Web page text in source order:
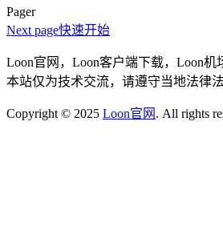
Pager
Next page快速开始
Loon官网，Loon客户端下载，Loon机
本站仅为技术交流，请遵守当地法律
Copyright © 2025 Loon官网 . All rights